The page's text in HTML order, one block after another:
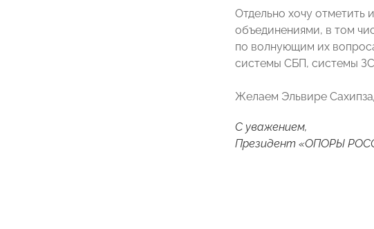
Отдельно хочу отметить
объединениями, в том
по волнующим их
системы СБП, системы
Желаем Эльвире
С уважением,
Президент «ОПОРЫ